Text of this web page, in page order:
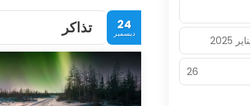
24
ديسمبر تذاكر
26